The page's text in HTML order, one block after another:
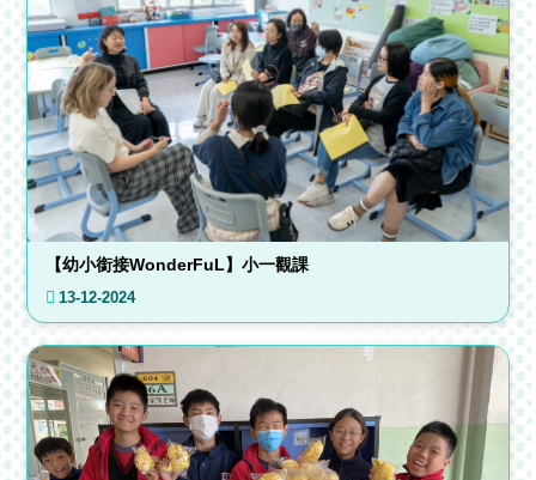
【幼小銜接WonderFuL】小一觀課
13-12-2024